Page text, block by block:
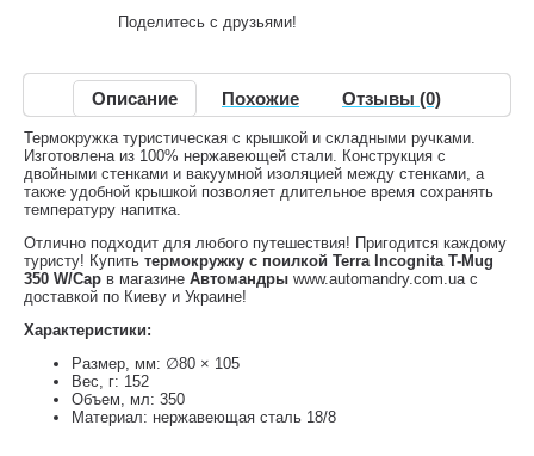
Поделитесь с друзьями!
Описание Похожие Отзывы (0)
Термокружка туристическая с крышкой и складными ручками.
Изготовлена ​​из 100% нержавеющей стали. Конструкция с
двойными стенками и вакуумной изоляцией между стенками, а
также удобной крышкой позволяет длительное время сохранять
температуру напитка.
Отлично подходит для любого путешествия! Пригодится каждому
туристу! Купить термокружку с поилкой Terra Incognita T-Mug
350 W/Cap в магазине Автомандры www.automandry.com.ua с
доставкой по Киеву и Украине!
Характеристики:
Размер, мм: ∅80 × 105
Вес, г: 152
Объем, мл: 350
Материал: нержавеющая сталь 18/8